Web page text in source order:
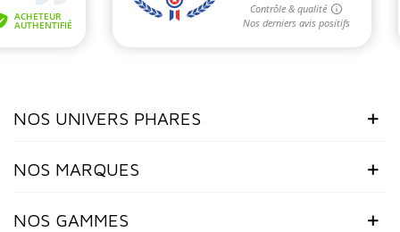
NOS UNIVERS PHARES
NOS MARQUES
NOS GAMMES